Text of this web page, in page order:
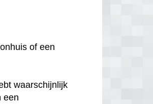
of een
waarschijnlijk
een